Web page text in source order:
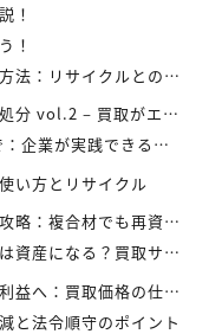
！
！
との比較で見えてくる最適解
– 買取がエコにつながる
きるコスト効率の高い手法
い方とリサイクル
新手法とアイレックス株式会社の取り組み
ービスを活用したリサイクル戦略
格の仕組みと高値で売るコツ
と法令順守のポイント